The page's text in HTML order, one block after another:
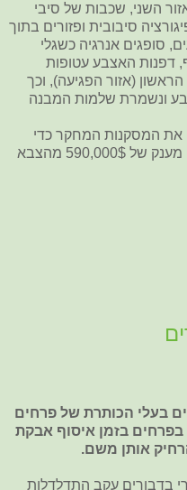
השני, שכבות של סיבי
סיבובית ופזורים בתוך
סופגים אנרגיה כשגלי
דפנות האצבע עטופות
הראשון (אזור הפגיעה), וכך
ונשמרת שלמות המבנה
את המסקנות המחקר כדי
לפתח אפוד מגן משופר, וכבר קיבלו מענק של 590,000$ מהצבא
בעלי הכותרת של פרחים
בפרחים בזמן איסוף אבקת
אותן משם.
בדבורים עקב התדלדלות